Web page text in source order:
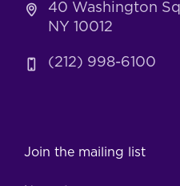
40 Washington
NY 10012
(212) 998-6100
Join the mailing list